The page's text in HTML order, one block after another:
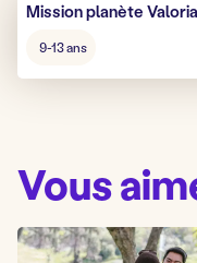
Mission planète Valoria
pour
9-13 ans
Vous